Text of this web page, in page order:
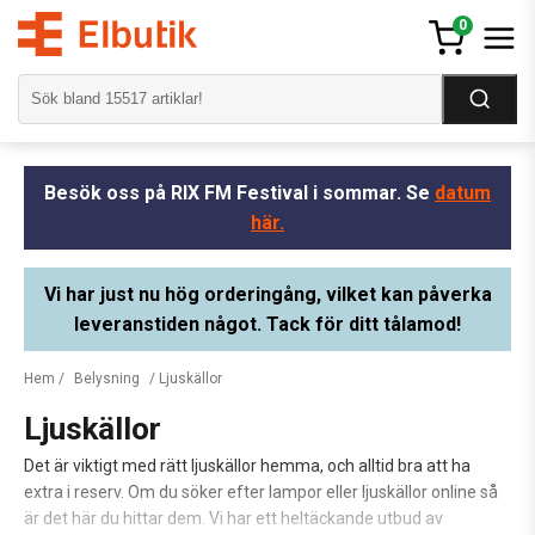
0
Besök oss på RIX FM Festival i sommar. Se datum
här.
Vi har just nu hög orderingång, vilket kan påverka
leveranstiden något. Tack för ditt tålamod!
Hem / Belysning / Ljuskällor
Ljuskällor
Det är viktigt med rätt ljuskällor hemma, och alltid bra att ha
extra i reserv. Om du söker efter lampor eller ljuskällor online så
är det här du hittar dem. Vi har ett heltäckande utbud av